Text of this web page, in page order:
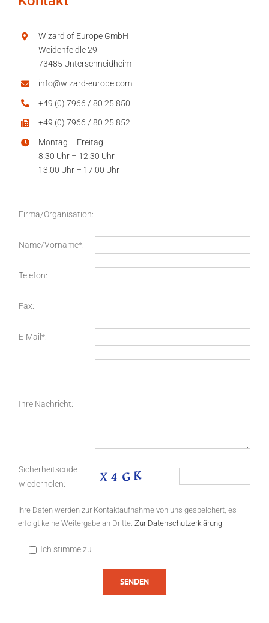
Wizard of Europe GmbH
Weidenfeldle 29
73485 Unterschneidheim
info@wizard-europe.com
+49 (0) 7966 / 80 25 850
+49 (0) 7966 / 80 25 852
Montag – Freitag
8.30 Uhr – 12.30 Uhr
13.00 Uhr – 17.00 Uhr
Firma/Organisation:
Name/Vorname*:
Telefon:
Fax:
E-Mail*:
Ihre Nachricht:
Sicherheitscode
wiederholen:
Ihre Daten werden zur Kontaktaufnahme von uns gespeichert, es
erfolgt keine Weitergabe an Dritte. Zur Datenschutzerklärung
Ich stimme zu